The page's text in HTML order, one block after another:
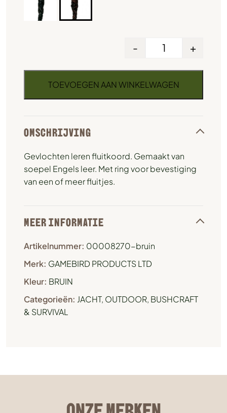
- +
TOEVOEGEN AAN WINKELWAGEN
OMSCHRIJVING
Gevlochten leren fluitkoord. Gemaakt van
soepel Engels leer. Met ring voor bevestiging
van een of meer fluitjes.
MEER INFORMATIE
Artikelnummer: 00008270-bruin
Merk: GAMEBIRD PRODUCTS LTD
Kleur: BRUIN
Categorieën: JACHT, OUTDOOR, BUSHCRAFT
& SURVIVAL